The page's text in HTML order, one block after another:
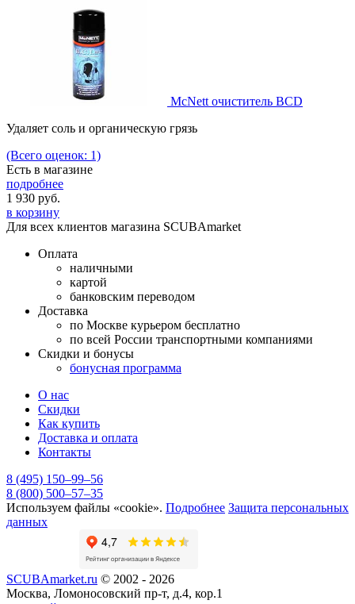
McNett очиститель BCD
Удаляет соль и органическую грязь
(Всего оценок: 1)
Есть в магазине
подробнее
1 930 руб.
в корзину
Для всех клиентов магазина SCUBAmarket
Оплата
наличными
картой
банковским переводом
Доставка
по Москве курьером бесплатно
по всей России транспортными компаниями
Скидки и бонусы
бонусная программа
О нас
Скидки
Как купить
Доставка и оплата
Контакты
8 (495) 150–99–56
8 (800) 500–57–35
Используем файлы «cookie». Подробнее Защита персональных
данных
SCUBAmarket.ru © 2002 - 2026
Москва, Ломоносовский пр-т, д.4, кор.1